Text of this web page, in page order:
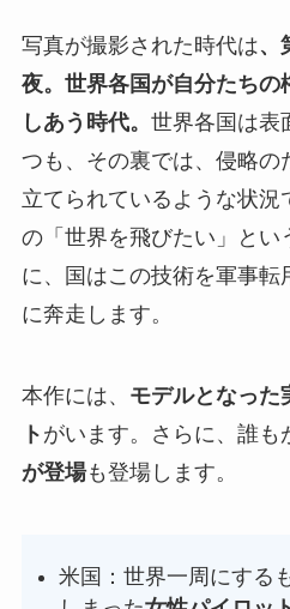
写真が撮影された時代は、
夜。世界各国が自分たちの
しあう時代。 世界各国は表
つも、その裏では、侵略の
立てられているような状況
の「世界を飛びたい」とい
に、国はこの技術を軍事転
に奔走します。
本作には、 モデルとなった
ト がいます。さらに、誰も
が登場も登場します。
米国：世界一周にする